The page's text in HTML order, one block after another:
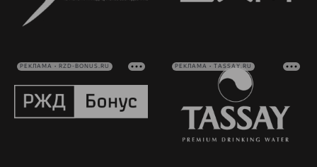
РЕКЛАМА • RZD-BONUS.RU РЕКЛАМА • TASSAY.RU